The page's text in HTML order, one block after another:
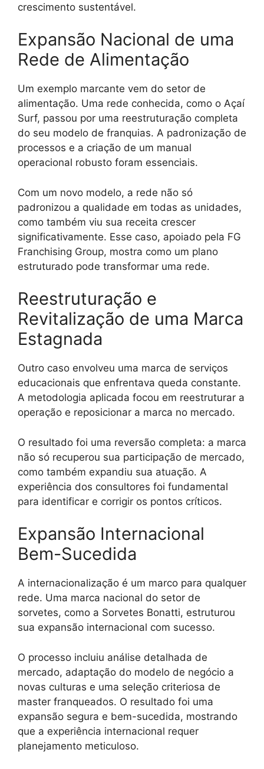
crescimento sustentável.
Expansão Nacional de uma
Rede de Alimentação
Um exemplo marcante vem do setor de
alimentação. Uma rede conhecida, como o Açaí
Surf, passou por uma reestruturação completa
do seu modelo de franquias. A padronização de
processos e a criação de um manual
operacional robusto foram essenciais.
Com um novo modelo, a rede não só
padronizou a qualidade em todas as unidades,
como também viu sua receita crescer
significativamente. Esse caso, apoiado pela FG
Franchising Group, mostra como um plano
estruturado pode transformar uma rede.
Reestruturação e
Revitalização de uma Marca
Estagnada
Outro caso envolveu uma marca de serviços
educacionais que enfrentava queda constante.
A metodologia aplicada focou em reestruturar a
operação e reposicionar a marca no mercado.
O resultado foi uma reversão completa: a marca
não só recuperou sua participação de mercado,
como também expandiu sua atuação. A
experiência dos consultores foi fundamental
para identificar e corrigir os pontos críticos.
Expansão Internacional
Bem-Sucedida
A internacionalização é um marco para qualquer
rede. Uma marca nacional do setor de
sorvetes, como a Sorvetes Bonatti, estruturou
sua expansão internacional com sucesso.
O processo incluiu análise detalhada de
mercado, adaptação do modelo de negócio a
novas culturas e uma seleção criteriosa de
master franqueados. O resultado foi uma
expansão segura e bem-sucedida, mostrando
que a experiência internacional requer
planejamento meticuloso.